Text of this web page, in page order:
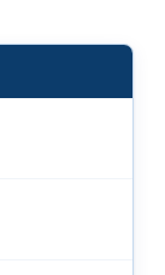
baru